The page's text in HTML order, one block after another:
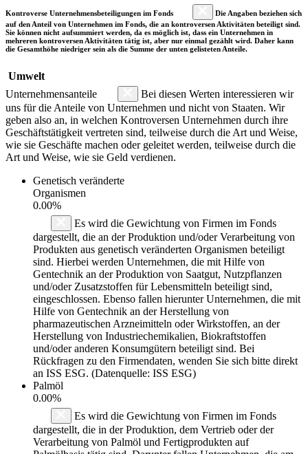
Kontroverse Unternehmensbeteiligungen im Fonds
Die Angaben beziehen sich
auf den Anteil von Unternehmen im Fonds, die an kontroversen Aktivitäten beteiligt sind.
Sie können nicht aufsummiert werden, da es möglich ist, dass ein Unternehmen in
mehreren kontroversen Aktivitäten tätig ist, aber nur einmal gezählt wird. Daher kann
die Gesamthöhe niedriger sein als die Summe der unten gelisteten Anteile.
Umwelt
Unternehmensanteile
Bei diesen Werten interessieren wir
uns für die Anteile von Unternehmen und nicht von Staaten. Wir
geben also an, in welchen Kontroversen Unternehmen durch ihre
Geschäftstätigkeit vertreten sind, teilweise durch die Art und Weise,
wie sie Geschäfte machen oder geleitet werden, teilweise durch die
Art und Weise, wie sie Geld verdienen.
Genetisch veränderte
Organismen
0.00%
Es wird die Gewichtung von Firmen im Fonds
dargestellt, die an der Produktion und/oder Verarbeitung von
Produkten aus genetisch veränderten Organismen beteiligt
sind. Hierbei werden Unternehmen, die mit Hilfe von
Gentechnik an der Produktion von Saatgut, Nutzpflanzen
und/oder Zusatzstoffen für Lebensmitteln beteiligt sind,
eingeschlossen. Ebenso fallen hierunter Unternehmen, die mit
Hilfe von Gentechnik an der Herstellung von
pharmazeutischen Arzneimitteln oder Wirkstoffen, an der
Herstellung von Industriechemikalien, Biokraftstoffen
und/oder anderen Konsumgütern beteiligt sind. Bei
Rückfragen zu den Firmendaten, wenden Sie sich bitte direkt
an ISS ESG. (Datenquelle: ISS ESG)
Palmöl
0.00%
Es wird die Gewichtung von Firmen im Fonds
dargestellt, die in der Produktion, dem Vertrieb oder der
Verarbeitung von Palmöl und Fertigprodukten auf